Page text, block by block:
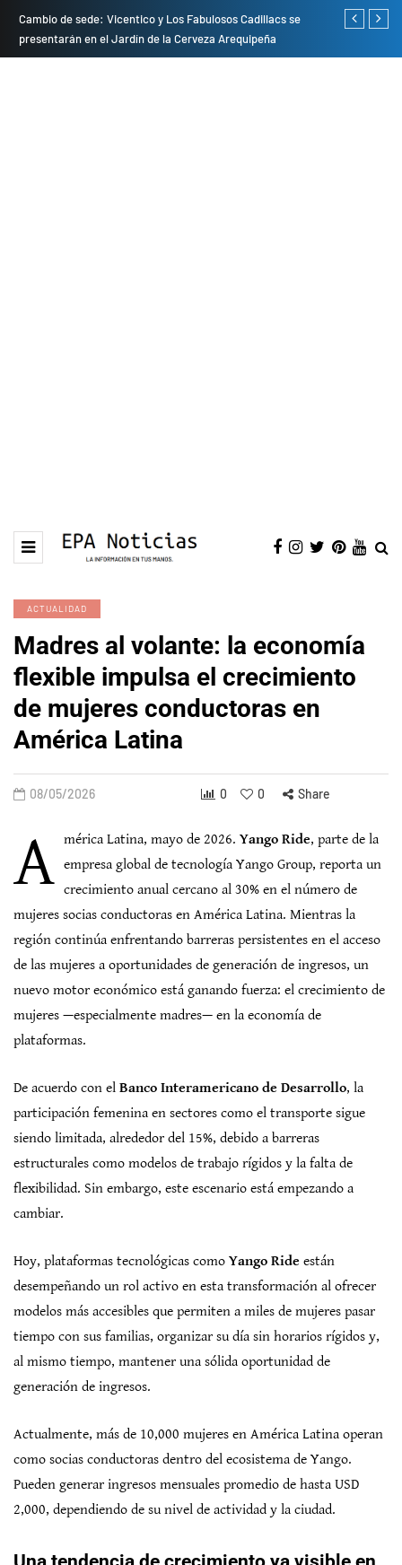
Cambio de sede: Vicentico y Los Fabulosos Cadillacs se
presentarán en el Jardín de la Cerveza Arequipeña
Empresas
ACTUALIDAD
Madres al volante: la economía
flexible impulsa el crecimiento
de mujeres conductoras en
América Latina
08/05/2026 0 0 Share
A mérica Latina, mayo de 2026. Yango Ride, parte de la
empresa global de tecnología Yango Group, reporta un
crecimiento anual cercano al 30% en el número de
mujeres socias conductoras en América Latina. Mientras la
región continúa enfrentando barreras persistentes en el acceso
de las mujeres a oportunidades de generación de ingresos, un
nuevo motor económico está ganando fuerza: el crecimiento de
mujeres —especialmente madres— en la economía de
plataformas.
De acuerdo con el Banco Interamericano de Desarrollo, la
participación femenina en sectores como el transporte sigue
siendo limitada, alrededor del 15%, debido a barreras
estructurales como modelos de trabajo rígidos y la falta de
flexibilidad. Sin embargo, este escenario está empezando a
cambiar.
Hoy, plataformas tecnológicas como Yango Ride están
desempeñando un rol activo en esta transformación al ofrecer
modelos más accesibles que permiten a miles de mujeres pasar
tiempo con sus familias, organizar su día sin horarios rígidos y,
al mismo tiempo, mantener una sólida oportunidad de
generación de ingresos.
Actualmente, más de 10,000 mujeres en América Latina operan
como socias conductoras dentro del ecosistema de Yango.
Pueden generar ingresos mensuales promedio de hasta USD
2,000, dependiendo de su nivel de actividad y la ciudad.